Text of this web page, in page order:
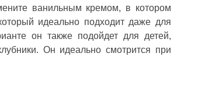
ванильным кремом, в котором
идеально подходит даже для
он также подойдет для детей,
Он идеально смотрится при